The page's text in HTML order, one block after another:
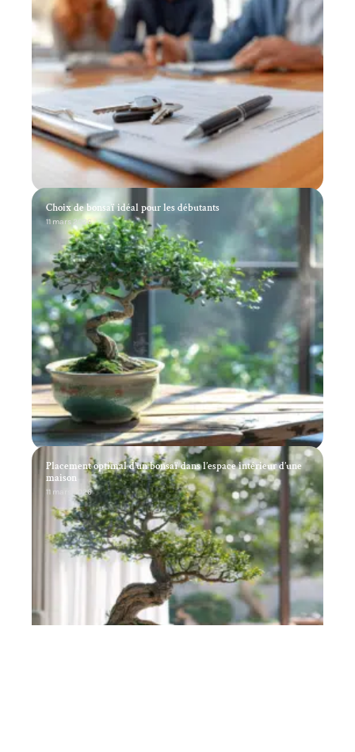
Choix de bonsaï idéal pour les débutants
11 mars 2026
Placement optimal d’un bonsaï dans l’espace intérieur d’une
maison
11 mars 2026